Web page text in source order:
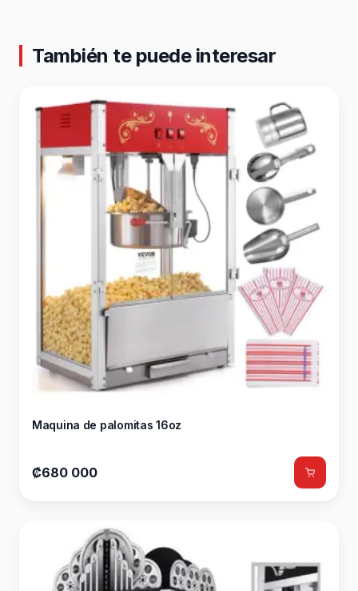
También te puede interesar
Maquina de palomitas 16oz
₡680 000